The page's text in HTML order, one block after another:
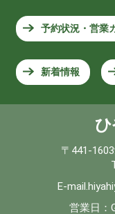
予約状況・営業
新着情報
〒441-
E-
営業日：